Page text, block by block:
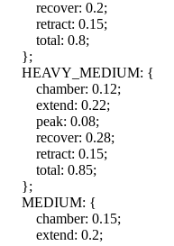
recover: 0.2;
retract: 0.15;
total: 0.8;
};
HEAVY_MEDIUM: {
chamber: 0.12;
extend: 0.22;
peak: 0.08;
recover: 0.28;
retract: 0.15;
total: 0.85;
};
MEDIUM: {
chamber: 0.15;
extend: 0.2;